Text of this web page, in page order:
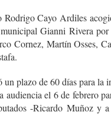
Rodrigo Cayo Ardiles
Gianni Rivera
Cornez, Martín Osses,
un plazo de 60 días para la
audiencia el 6 de febrero
-Ricardo Muñoz y